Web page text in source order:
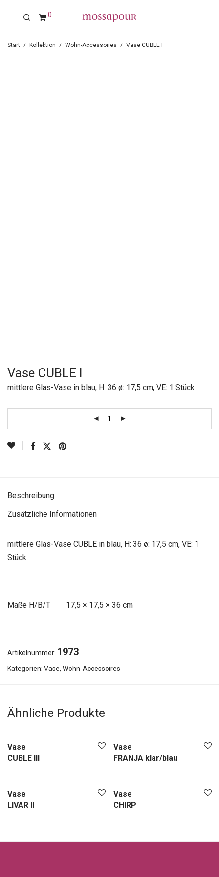
0
Start / Kollektion / Wohn-Accessoires / Vase CUBLE I
Vase CUBLE I
mittlere Glas-Vase in blau, H: 36 ø: 17,5 cm, VE: 1 Stück
Beschreibung
Zusätzliche Informationen
mittlere Glas-Vase CUBLE in blau, H: 36 ø: 17,5 cm, VE: 1
Stück
Maße 17,5 × 17,5 × 36 cm
Artikelnummer: 1973
Kategorien: Vase, Wohn-Accessoires
Ähnliche Produkte
Vase
CUBLE III
Vase
FRANJA klar/blau
Vase
LIVAR II
Vase
CHIRP